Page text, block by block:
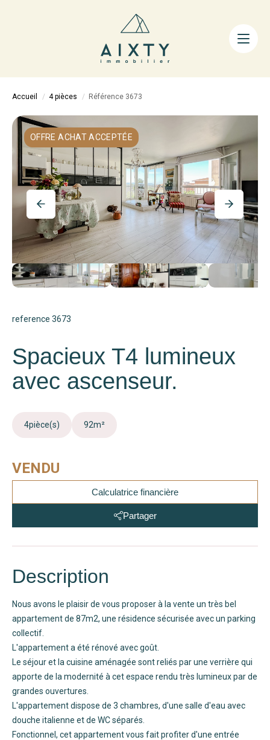
ACHETER
AIXTY & VOUS
Nos Agences
Nos Équipes
Nos Tarifs
Nos Biens Vendus
Notre City Guide
Accueil 4 pièces Référence 3673
OFFRE ACHAT ACCEPTÉE
reference 3673
Spacieux T4 lumineux
avec ascenseur.
4pièce(s) 92m²
VENDU
Calculatrice financière
Partager
Description
Nous avons le plaisir de vous proposer à la vente un très bel
appartement de 87m2, une résidence sécurisée avec un parking
collectif.
L'appartement a été rénové avec goût.
Le séjour et la cuisine aménagée sont reliés par une verrière qui
apporte de la modernité à cet espace rendu très lumineux par de
grandes ouvertures.
L'appartement dispose de 3 chambres, d'une salle d'eau avec
douche italienne et de WC séparés.
Fonctionnel, cet appartement vous fait profiter d'une entrée